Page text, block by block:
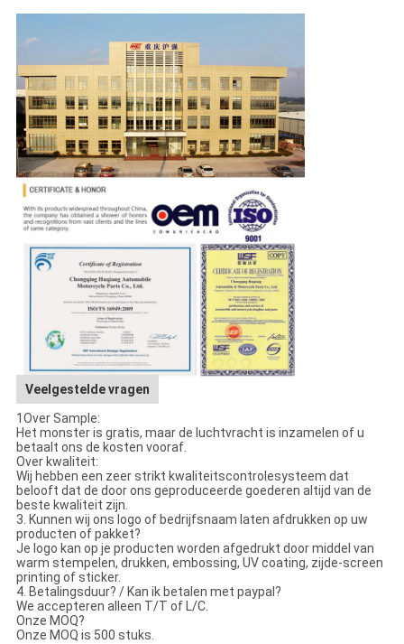
Veelgestelde vragen
1Over Sample:
Het monster is gratis, maar de luchtvracht is inzamelen of u
betaalt ons de kosten vooraf.
Over kwaliteit:
Wij hebben een zeer strikt kwaliteitscontrolesysteem dat
belooft dat de door ons geproduceerde goederen altijd van de
beste kwaliteit zijn.
3. Kunnen wij ons logo of bedrijfsnaam laten afdrukken op uw
producten of pakket?
Je logo kan op je producten worden afgedrukt door middel van
warm stempelen, drukken, embossing, UV coating, zijde-screen
printing of sticker.
4. Betalingsduur? / Kan ik betalen met paypal?
We accepteren alleen T/T of L/C.
Onze MOQ?
Onze MOQ is 500 stuks.